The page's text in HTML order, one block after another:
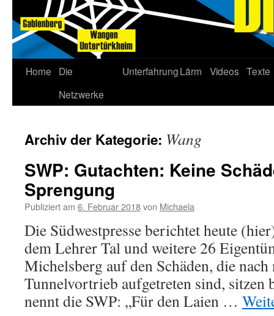
Home
Die
Netzwerke
UnterfahrungLärm Videos Texte
Archiv der Kategorie: Wang
SWP: Gutachten: Keine
Sprengung
Publiziert am 6. Februar 2018von Michaela
Die Südwestpresse berichtet heute
dem Lehrer Tal und weitere 26
Michelsberg auf den Schäden, die nach
Tunnelvortrieb aufgetreten sind, sitzen
nennt die SWP: „Für den Laien …